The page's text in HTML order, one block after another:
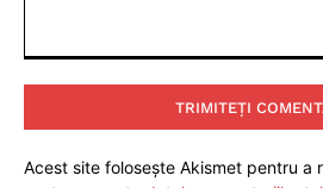
Acest site folosește Akismet pentru a